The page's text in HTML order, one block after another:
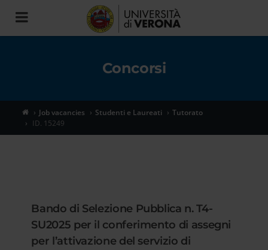
Toggle
navigation
Concorsi
Job vacancies Studenti e Laureati
Tutorato
ID. 15249
Bando di Selezione Pubblica n. T4-
SU2025 per il conferimento di assegni
per l’attivazione del servizio di